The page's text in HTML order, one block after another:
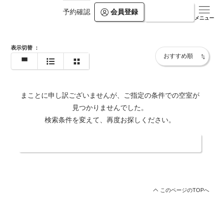
予約確認 会員登録
メニュー
https://shiosai-spa.com/
表示切替 ：
まことに申し訳ございませんが、ご指定の条件での空室が
見つかりませんでした。
検索条件を変えて、再度お探しください。
このページのTOPへ